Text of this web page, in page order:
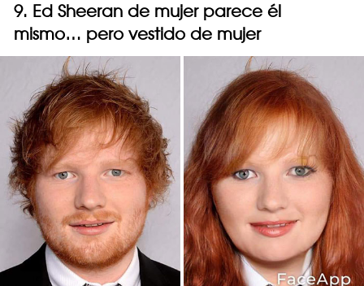
9. Ed Sheeran de mujer parece él
mismo… pero vestido de mujer